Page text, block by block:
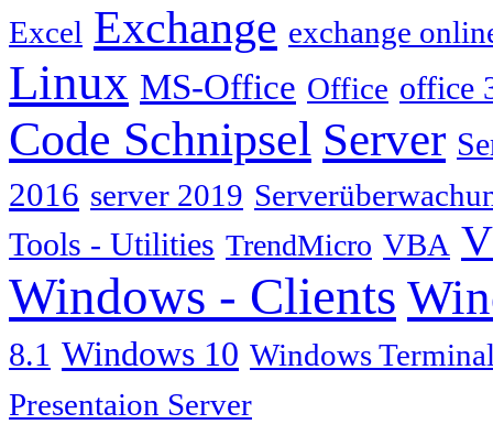
Excel Exchange exchange
Linux MS-Office Office office
Code Schnipsel Server
2016 server 2019
Tools - Utilities TrendMicro VBA
Windows - Clients
8.1 Windows 10 Windows
Presentaion Server